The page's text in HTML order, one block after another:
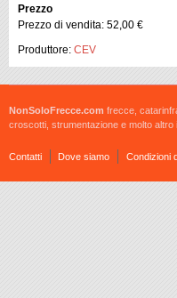
Prezzo
Prezzo di vendita: 52,00 €
Produttore: CEV
NonSoloFrecce.com frecce,
croscotti, strumentazione e molto altro
Contatti Dove siamo Condizioni